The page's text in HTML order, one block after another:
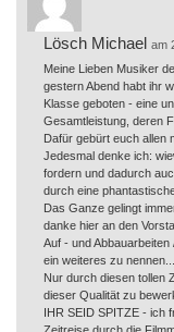
Lösch Michael am
Meine Lieben Musiker
gestern Abend habt ihr
Klasse geboten - eine
Gesamtleistung, deren
Dafür gebürt euch allen
Jedesmal denke ich:
fordern und dadurch
durch eine
Das Ganze gelingt
danke hier an den
Auf - und
ein weiteres zu nennen....
Nur durch diesen tollen
dieser Qualität zu
IHR SEID SPITZE - ich